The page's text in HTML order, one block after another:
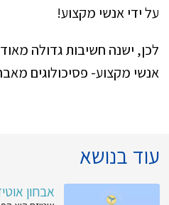
על ידי אנשי מקצוע!
לכן, ישנה חשיבות גדולה
אנשי מקצוע- פסיכולוגים
עוד בנושא
אבחון